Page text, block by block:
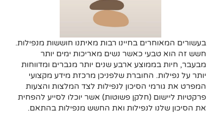
בעשורים המאוחרים בחיינו רבות מאיתנו חוששות מנפילות.
חשש זה הוא טבעי כאשר נשים מאריכות ימים יותר
מבעבר, חיות בממוצע ארבע שנים יותר מגברים ומדווחות
יותר על נפילות. החוברת שלפניכן מרכזת מידע מקצועי
המפרט את גורמי הסיכון לנפילות לצד המלצות והצעות
פרקטיות ליישום (חלקן פשוטות) אשר יוכלו לסייע להפחית
את הסיכון שלנו לנפילות ואת החשש מנפילות בהתאם.